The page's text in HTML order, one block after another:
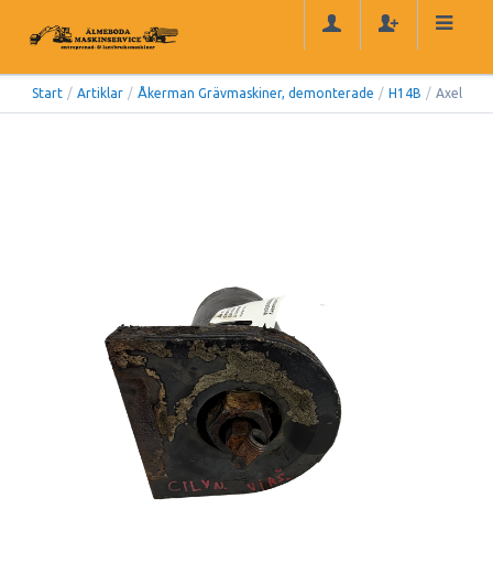
Start / Artiklar / Åkerman Grävmaskiner, demonterade / H14B / Axel